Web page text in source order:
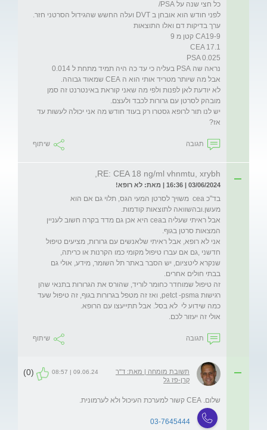
לא יודעת לאן לפנות ולפי מה שאני קוראת באינטרנט זה סמן
יש לנו תור לרופא גסטרו רק בעוד חודש מה אני יכולה לעשות עד
אז?
תגובה שיתוף
RE: CEA 18 ng/ml vhnmtu, xrybh,
03/06/2024 | 16:36 | מאת: לא רופא!
בד"כ cea  משויך לסרטן המעי הגס, תלוי גם אם הוא
אבל ראיתי שעליה בcea היא אכן גם מדד בקרה חשוב לעניין
אני לא רופא, אבל ראיתי שלאנשים עם גרורות, מציעים טיפול
שנקרא ליטציום, יש הסבר באתר תל השומר, מידע, אולי גם
זה טיפול שמוחדר כחומר לוריד, שהורס את הגרורות בתנאי שהן
רגישות petct -psma, ואז זה מטפל בגרורות בגוף, זה טיפול שעד
אולי זה יעזור לכם.
תגובה שיתוף
תשובת מומחה | מאת: ד"ר
קרן-פז גל
09.06.24 | 08:57
(0)
שלום. CEA קשור למערכת העיכול ולא לערמונית.
03-7645444